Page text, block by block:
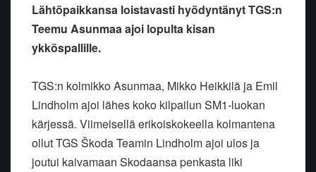
Lähtöpaikkansa loistavasti hyödyntänyt TGS:n
Teemu Asunmaa ajoi lopulta kisan
ykköspallille.
TGS:n kolmikko Asunmaa, Mikko Heikkilä ja Emil
Lindholm ajoi lähes koko kilpailun SM1-luokan
kärjessä. Viimeisellä erikoiskokeella kolmantena
ollut TGS Škoda Teamin Lindholm ajoi ulos ja
joutui kaivamaan Skodaansa penkasta liki